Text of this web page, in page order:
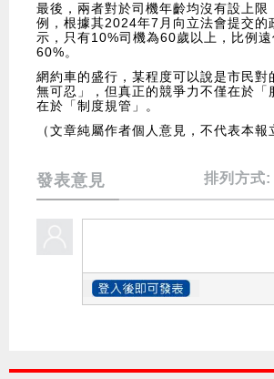
最後，兩者對於司機年齡均沒有設上限
例，根據其2024年7月向立法會提交的
示，只有10%司機為60歲以上，比例
60%。
網約車的盛行，某程度可以說是市民對
無可忍」，但真正的競爭力不僅在於「
在於「制度規管」。
（文章純屬作者個人意見，不代表本報
發表意見 排列方式: